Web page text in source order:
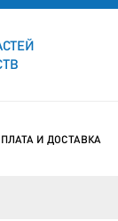
И ДОСТАВКА